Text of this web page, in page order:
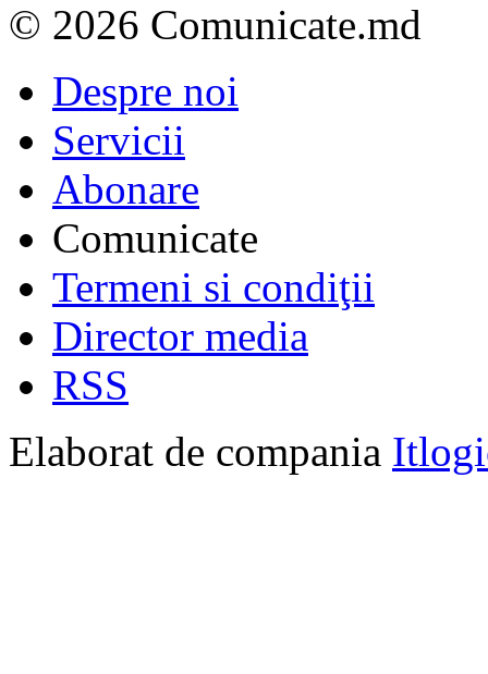
© 2026 Comunicate.md
Despre noi
Servicii
Abonare
Comunicate
Termeni si condiţii
Director media
RSS
Elaborat de compania